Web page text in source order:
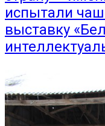
испытали
выставку